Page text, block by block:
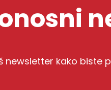
newsletter kako biste